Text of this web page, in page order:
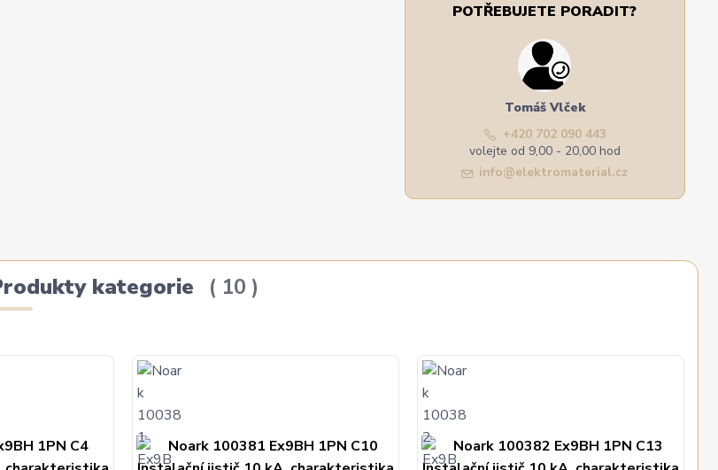
POTŘEBUJETE PORADIT?
Tomáš Vlček
+420 702 090 443
volejte od 9,00 - 20,00 hod
info@elektromaterial.cz
kategorie 10